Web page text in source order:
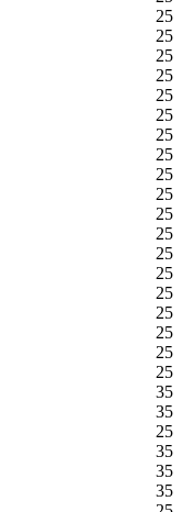
25
25
25
25
25
25
25
25
25
25
25
25
25
25
25
25
25
25
25
35
35
25
35
35
35